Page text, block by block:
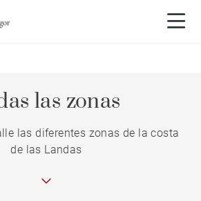
las zonas
las diferentes zonas de la costa
de las Landas